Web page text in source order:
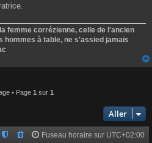
femme corrézienne, celle de l'ancien
hommes à table, ne s'assied jamais
• Page 1 sur 1
Aller
Fuseau horaire sur UTC+02:00